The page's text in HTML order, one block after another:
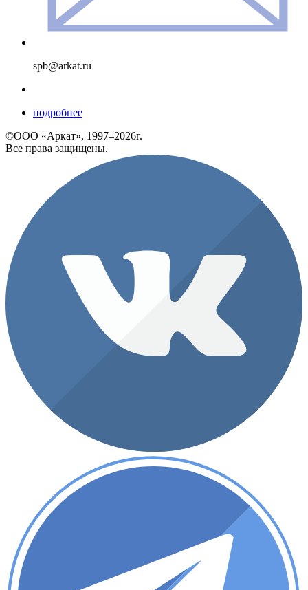
spb@arkat.ru
подробнее
©ООО «Аркат», 1997–2026г.
Все права защищены.